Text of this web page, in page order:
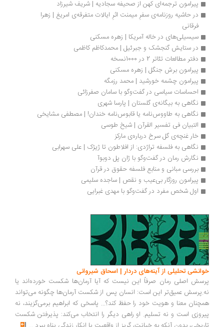
پیرامون ترجمه‌ای کهن از صحیفه سجادیه | شریف شیرزاد
در حاشیه روزنامه‌ی سفرِ میمنت اثرِ ایالات متفرقه‌ی امریغ | زهرا
سیسیلی‌های در خاله آمریکا | زهره مسکنی
در ستایش گنجشک و جبرئیل | محمدکاظم کاظمی
دفتر مطالعات تئاتر 2 در 1000نسخه
پیرامون برش جنگل | زهره مسکنی
پیرامون چشمه خورشید | محمد رزمگه
احساسات سیاسی در گفت‌وگو با سامان صفرزائی
نگاهی به بیگانه‌ی گلستان | پارسا شهری
نگاهی به طاووس‌نامه یا قابوس‌نامه‌ خندان! | مصطفی مشایخی
التبیان فی تفسیر القرآن | شیخ طوسی
خار غنچه‌ی گل سرخ درباره‌ی مارکز
نگاهی به فلسفه تراژدی: از افلاطون تا ژیژک | علی سهرابی
نگارش رمان در گفت‌وگو با ژان پل دوبوآ
بررسی مبانی و منابع فلسفه حقوق در قرآن
پیرامون روزگار بی‌عیب و نقص | ساجده سلیمی
اول شخص مفرد در گفت‌وگو با مهدی غبرایی
تحلیلی از آینه‌های دردار | اسحاق شیروانی
اصلی رمان صرفاً این نیست که آیا آرمان‌ها شکست خورده‌اند یا
عمیق‌تر این است: انسان پس از شکست آرمان‌ها چگونه می‌تواند
معنا و هویت خود را حفظ کند؟... پاسخی که ابراهیم برمی‌گزیند، نه
است و نه تسلیم. او راهی دیگر را انتخاب می‌کند: پذیرفتن شکست